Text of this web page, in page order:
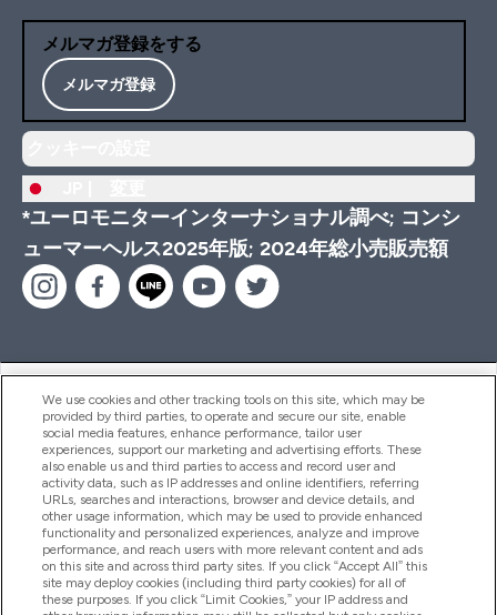
メルマガ登録をする
メルマガ登録
*ユーロモニターインターナショナル調べ; コンシ
ューマーヘルス2025年版; 2024年総小売販売額
ヘルプ＆ガイド
商品について
会社概要
We use cookies and other tracking tools on this site, which may be
provided by third parties, to operate and secure our site, enable
social media features, enhance performance, tailor user
experiences, support our marketing and advertising efforts. These
also enable us and third parties to access and record user and
activity data, such as IP addresses and online identifiers, referring
URLs, searches and interactions, browser and device details, and
other usage information, which may be used to provide enhanced
functionality and personalized experiences, analyze and improve
performance, and reach users with more relevant content and ads
on this site and across third party sites. If you click “Accept All” this
site may deploy cookies (including third party cookies) for all of
these purposes. If you click “Limit Cookies,” your IP address and